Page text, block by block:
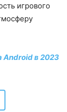
игрового
в 2023